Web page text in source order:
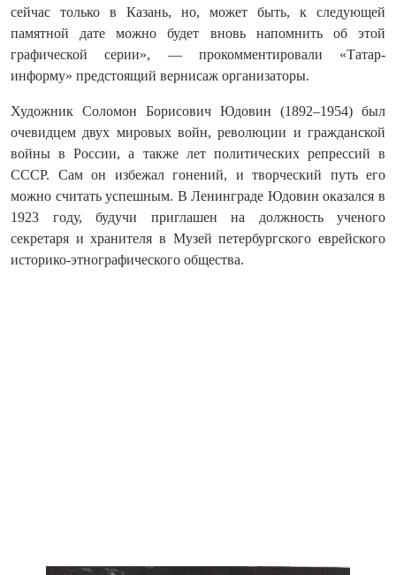
сейчас только в Казань, но, может быть, к следующей
памятной дате можно будет вновь напомнить об этой
графической серии», — прокомментировали «Татар-
информу» предстоящий вернисаж организаторы.
Художник Соломон Борисович Юдовин (1892–1954) был
очевидцем двух мировых войн, революции и гражданской
войны в России, а также лет политических репрессий в
СССР. Сам он избежал гонений, и творческий путь его
можно считать успешным. В Ленинграде Юдовин оказался в
1923 году, будучи приглашен на должность ученого
секретаря и хранителя в Музей петербургского еврейского
историко-этнографического общества.